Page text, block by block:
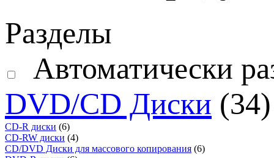
Разделы
Автоматически
DVD/CD Диски (34)
CD-R диски (6)
CD-RW диски (4)
CD/DVD Диски для массового копирования (6)